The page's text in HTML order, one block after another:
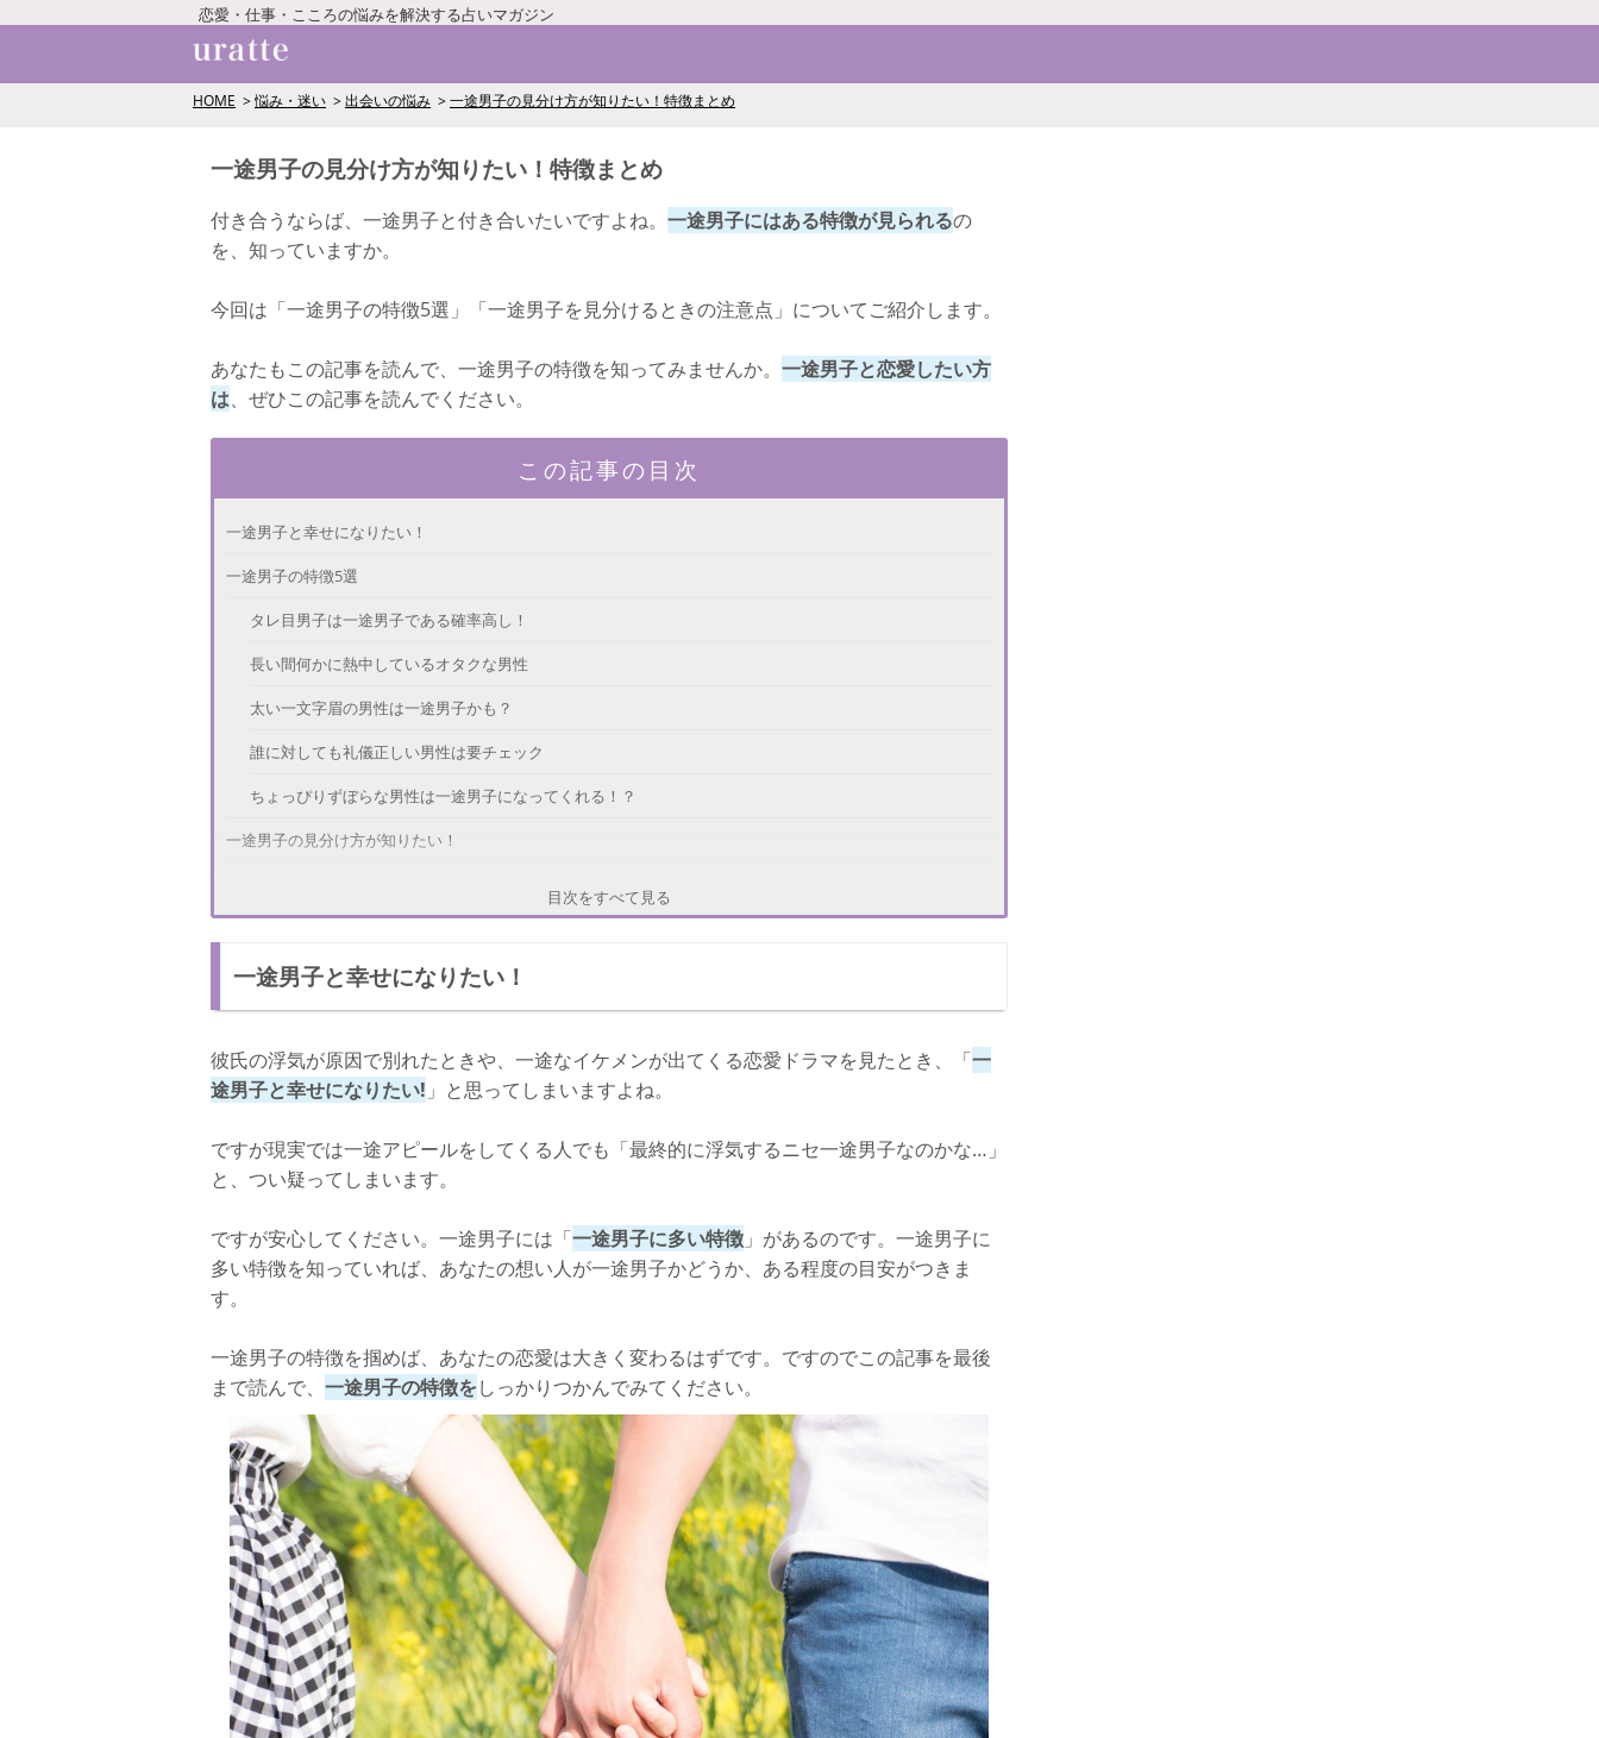
恋愛・仕事・こころの悩みを解決する占いマガジン
HOME 悩み・迷い 出会いの悩み 一途男子の見分け方が知りたい！特徴まとめ
一途男子の見分け方が知りたい！特徴まとめ
付き合うならば、一途男子と付き合いたいですよね。 一途男子にはある特徴が見られるの
を、知っていますか。
今回は「一途男子の特徴5選」「一途男子を見分けるときの注意点」についてご紹介します。
あなたもこの記事を読んで、一途男子の特徴を知ってみませんか。 一途男子と恋愛したい方
は、ぜひこの記事を読んでください。
この記事の目次
一途男子と幸せになりたい！
一途男子の特徴5選
タレ目男子は一途男子である確率高し！
長い間何かに熱中しているオタクな男性
太い一文字眉の男性は一途男子かも？
誰に対しても礼儀正しい男性は要チェック
ちょっぴりずぼらな男性は一途男子になってくれる！？
一途男子の見分け方が知りたい！
目次をすべて見る
一途男子と幸せになりたい！
彼氏の浮気が原因で別れたときや、一途なイケメンが出てくる恋愛ドラマを見たとき、「一
途男子と幸せになりたい! 」と思ってしまいますよね。
ですが現実では一途アピールをしてくる人でも「最終的に浮気するニセ一途男子なのかな…」
と、つい疑ってしまいます。
ですが安心してください。一途男子には「一途男子に多い特徴 」があるのです。一途男子に
多い特徴を知っていれば、あなたの想い人が一途男子かどうか、ある程度の目安がつきま
す。
一途男子の特徴を掴めば、あなたの恋愛は大きく変わるはずです。ですのでこの記事を最後
まで読んで、 一途男子の特徴をしっかりつかんでみてください。